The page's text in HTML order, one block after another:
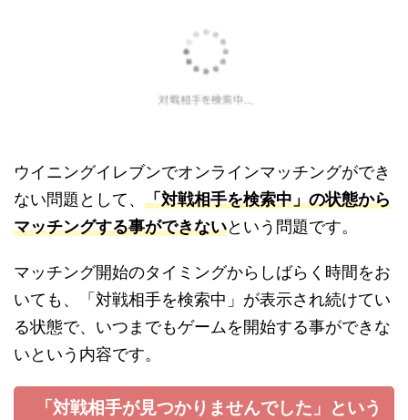
ウイニングイレブンでオンラインマッチングができ
ない問題として、 「対戦相手を検索中」の状態から
マッチングする事ができないという問題です。
マッチング開始のタイミングからしばらく時間をお
いても、「対戦相手を検索中」が表示され続けてい
る状態で、いつまでもゲームを開始する事ができな
いという内容です。
「対戦相手が見つかりませんでした」という